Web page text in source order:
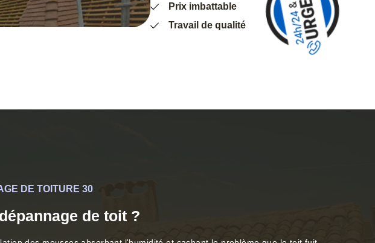
Prix imbattable
Travail de qualité
DE TOITURE 30
de toit ?